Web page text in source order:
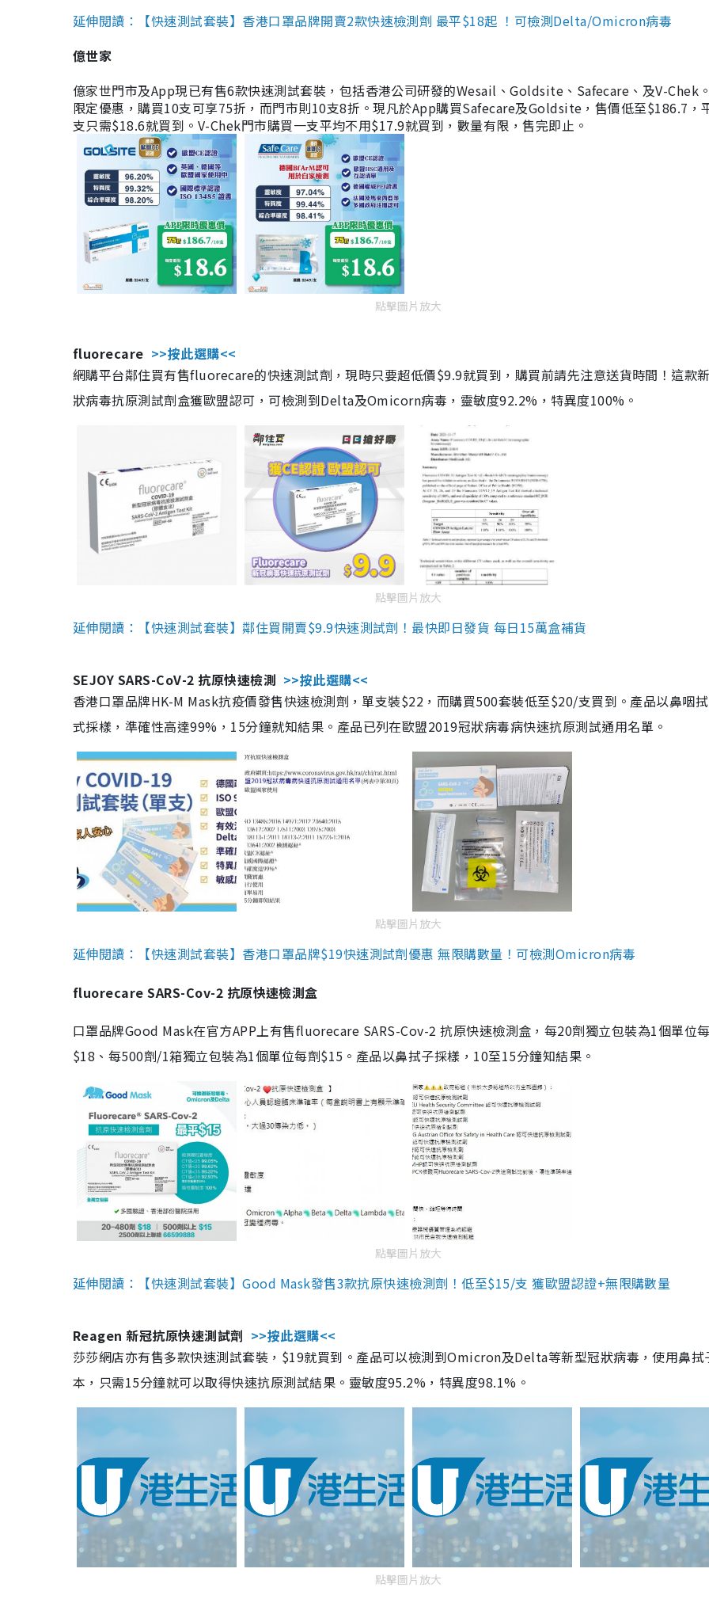
延伸閱讀：【快速測試套裝】香港口罩品牌開賣2款快速檢測劑 最平$18起 ！可檢測Delta/Omicron病毒
億世家
億家世門市及App現已有售6款快速測試套裝，包括香港公司研發的Wesail、Goldsite、Safecare、及V-Chek
限定優惠，購買10支可享75折，而門市則10支8折。現凡於App購買Safecare及Goldsite，售價低至$186.7，
支只需$18.6就買到。V-Chek門市購買一支平均不用$17.9就買到，數量有限，售完即止。
點擊圖片放大
fluorecare >>按此選購<<
網購平台鄰住買有售fluorecare的快速測試劑，現時只要超低價$9.9就買到，購買前請先注意送貨時間！這款
狀病毒抗原測試劑盒獲歐盟認可，可檢測到Delta及Omicorn病毒，靈敏度92.2%，特異度100%。
點擊圖片放大
延伸閱讀：【快速測試套裝】鄰住買開賣$9.9快速測試劑！最快即日發貨 每日15萬盒補貨
SEJOY SARS-CoV-2 抗原快速檢測 >>按此選購<<
香港口罩品牌HK-M Mask抗疫價發售快速檢測劑，單支裝$22，而購買500套裝低至$20/支買到。產品以鼻咽
式採樣，準確性高達99%，15分鐘就知結果。產品已列在歐盟2019冠狀病毒病快速抗原測試通用名單。
點擊圖片放大
延伸閱讀：【快速測試套裝】香港口罩品牌$19快速測試劑優惠 無限購數量！可檢測Omicron病毒
fluorecare SARS-Cov-2 抗原快速檢測盒
口罩品牌Good Mask在官方APP上有售fluorecare SARS-Cov-2 抗原快速檢測盒，每20劑獨立包裝為1個單位
$18、每500劑/1箱獨立包裝為1個單位每劑$15。產品以鼻拭子採樣，10至15分鐘知結果。
點擊圖片放大
延伸閱讀：【快速測試套裝】Good Mask發售3款抗原快速檢測劑！低至$15/支 獲歐盟認證+無限購數量
Reagen 新冠抗原快速測試劑 >>按此選購<<
莎莎網店亦有售多款快速測試套裝，$19就買到。產品可以檢測到Omicron及Delta等新型冠狀病毒，使用鼻拭
本，只需15分鐘就可以取得快速抗原測試結果。靈敏度95.2%，特異度98.1%。
點擊圖片放大